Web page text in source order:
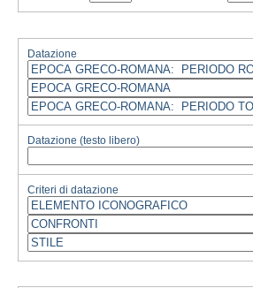
Datazione
Datazione (testo libero)
Criteri di datazione